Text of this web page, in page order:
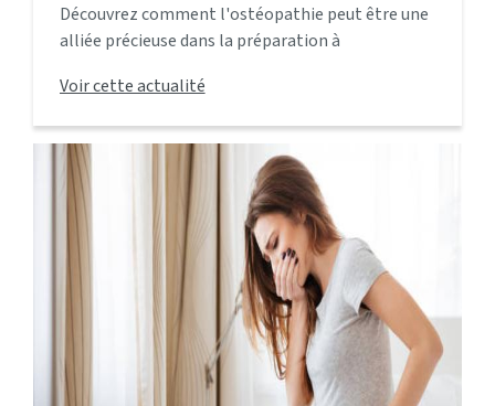
Découvrez comment l'ostéopathie peut être une
alliée précieuse dans la préparation à
l'ostéopathie pour la femme enceinte,
techniques et conseils pour une grossesse
sereine.
Voir cette actualité